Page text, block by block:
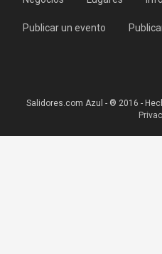
Publicar un evento
Salidores.com Azul - ® 2016 -